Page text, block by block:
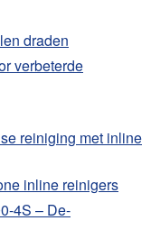
draden
verbeterde
reiniging met inline
inline reinigers
4S – De-